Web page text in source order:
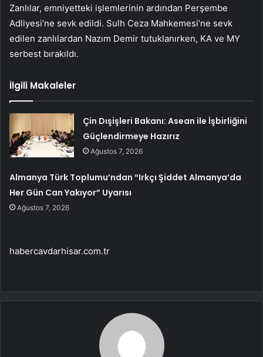
Zanlılar, emniyetteki işlemlerinin ardından Perşembe
Adliyesi’ne sevk edildi. Sulh Ceza Mahkemesi’ne sevk
edilen zanlılardan Nazım Demir tutuklanırken, KA ve MY
serbest bırakıldı.
İlgili Makaleler
Çin Dışişleri Bakanı: Asean ile İşbirliğini
Güçlendirmeye Hazırız
Ağustos 7, 2026
Almanya Türk Toplumu’ndan “Irkçı Şiddet Almanya’da
Her Gün Can Yakıyor” Uyarısı
Ağustos 7, 2026
habercavdarhisar.com.tr